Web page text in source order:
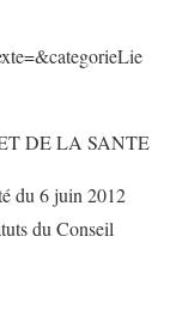
DE LA SANTE
du 6 juin 2012
du Conseil